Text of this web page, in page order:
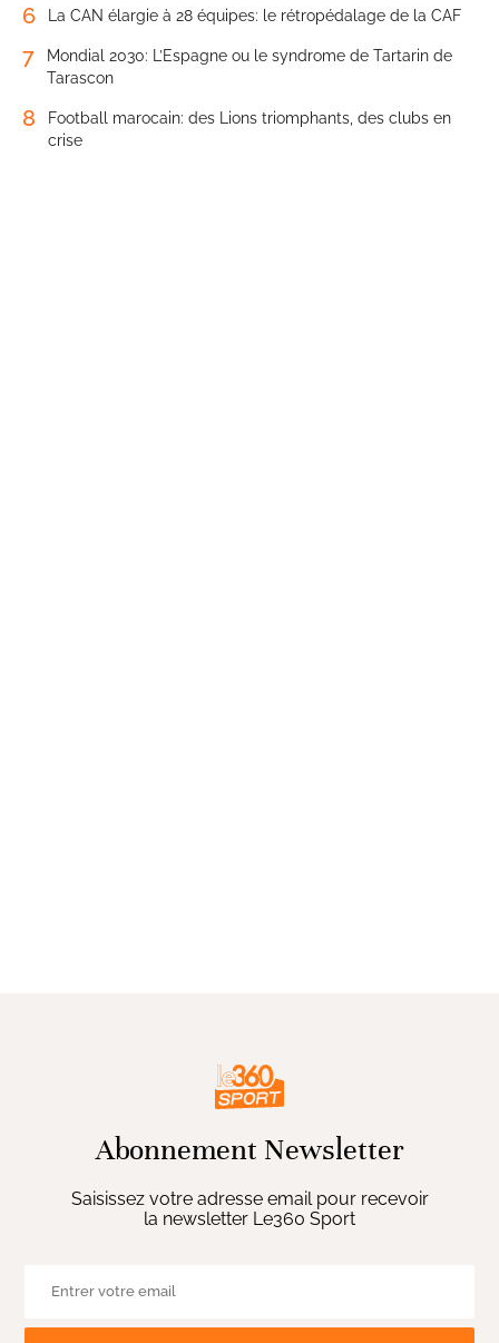
6 La CAN élargie à 28 équipes: le rétropédalage de la CAF
7
Mondial 2030: L’Espagne ou le syndrome de Tartarin de
Tarascon
8
Football marocain: des Lions triomphants, des clubs en
crise
Abonnement Newsletter
Saisissez votre adresse email pour recevoir
la newsletter Le360 Sport